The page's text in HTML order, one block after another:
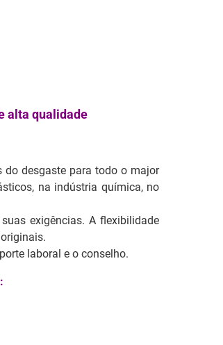
alta qualidade
desgaste para todo o major
na indústria química, no
exigências. A flexibilidade
laboral e o conselho.